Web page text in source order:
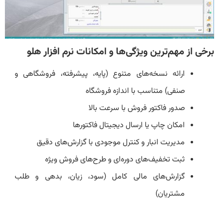
برخی از مهم‌ترین ویژگی‌ها و امکانات نرم افزار هلو
ارائه نسخه‌های متنوع (پایه، پیشرفته، فروشگاهی و
صنفی) متناسب با اندازه فروشگاه
صدور فاکتور فروش با سرعت بالا
امکان چاپ یا ارسال دیجیتال فاکتورها
مدیریت انبار و کنترل موجودی با گزارش‌های دقیق
ثبت تخفیف‌های دوره‌ای و طرح‌های فروش ویژه
گزارش‌های مالی کامل (سود، زیان، بدهی و طلب
مشتریان)